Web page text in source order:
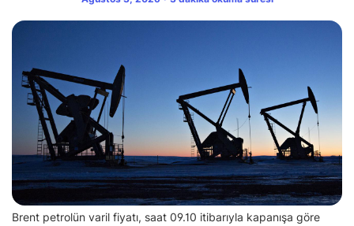
Brent petrolün varil fiyatı, saat 09.10 itibarıyla kapanışa göre